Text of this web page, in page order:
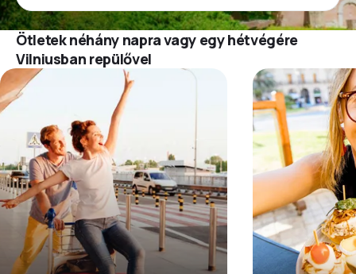
Ötletek néhány napra vagy egy hétvégére
Vilniusban repülővel